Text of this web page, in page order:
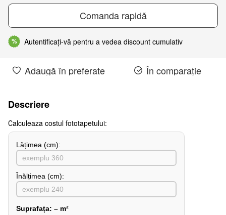
Comanda rapidă
% Autentificați-vă pentru a vedea discount cumulativ
Adaugă în preferate În comparație
Descriere
Сalculeaza costul fototapetului:
Lățimea (сm):
Înălțimea (cm):
Suprafața: – m²